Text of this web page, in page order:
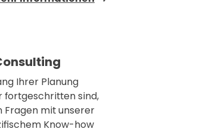
Ihrer Planung
fortgeschritten sind,
Fragen mit unserer
Know-how